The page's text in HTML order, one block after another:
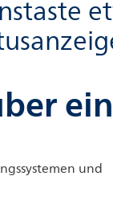
und